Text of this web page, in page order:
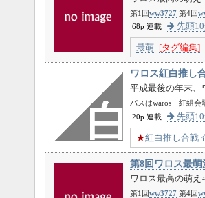
第1回ww3727 第4回
68p 連載
先頭
最萌 [タグ編集]
ワロス紅白推し
平成最後の年末、
パスはwaros 紅組会
20p 連載
先頭
★紅白推し合戦
第8回ワロス最萌
ワロス最高の萌え
第1回ww3727 第4回